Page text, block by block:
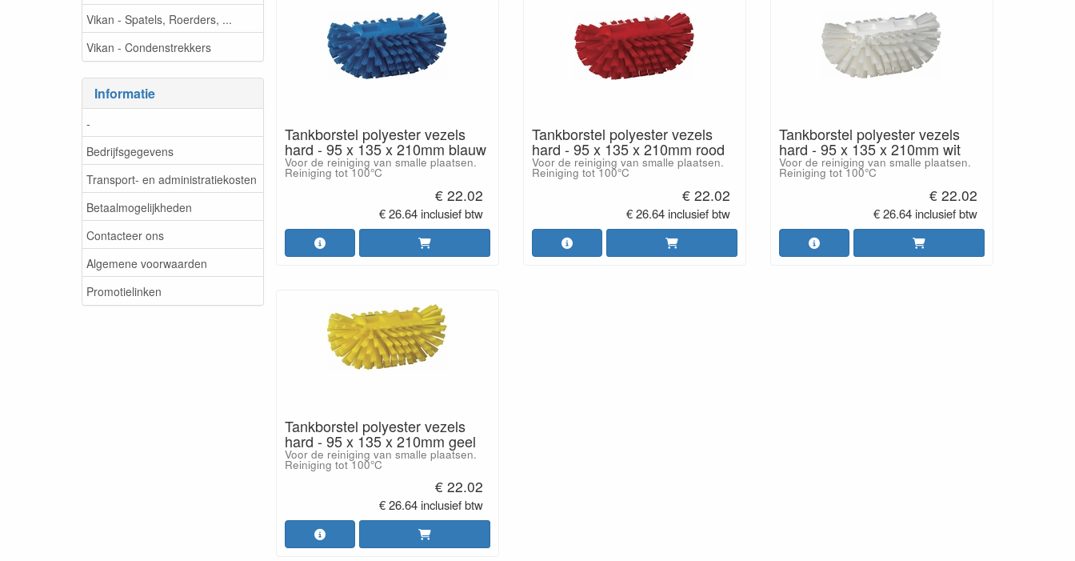
Vikan - Spatels, Roerders, ...
Vikan - Condenstrekkers
Informatie
-
Bedrijfsgegevens
Transport- en administratiekosten
Betaalmogelijkheden
Contacteer ons
Algemene voorwaarden
Promotielinken
Tankborstel polyester vezels
hard - 95 x 135 x 210mm blauw
Voor de reiniging van smalle plaatsen.
Reiniging tot 100°C
€ 22.02
€ 26.64 inclusief btw
Tankborstel polyester vezels
hard - 95 x 135 x 210mm rood
Voor de reiniging van smalle plaatsen.
Reiniging tot 100°C
€ 22.02
€ 26.64 inclusief btw
Tankborstel polyester vezels
hard - 95 x 135 x 210mm wit
Voor de reiniging van smalle plaatsen.
Reiniging tot 100°C
€ 22.02
€ 26.64 inclusief btw
Tankborstel polyester vezels
hard - 95 x 135 x 210mm geel
Voor de reiniging van smalle plaatsen.
Reiniging tot 100°C
€ 22.02
€ 26.64 inclusief btw